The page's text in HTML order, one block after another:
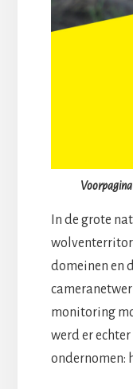
In de grote
domeinen en
monitoring
werd er
ondernomen: